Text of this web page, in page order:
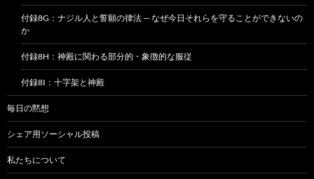
付録8G：ナジル人と誓願の律法 — なぜ今日それらを守ることができないの
か
付録8H：神殿に関わる部分的・象徴的な服従
付録8I：十字架と神殿
毎日の黙想
シェア用ソーシャル投稿
私たちについて